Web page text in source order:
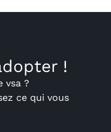
!
vsa ?
ce qui vous